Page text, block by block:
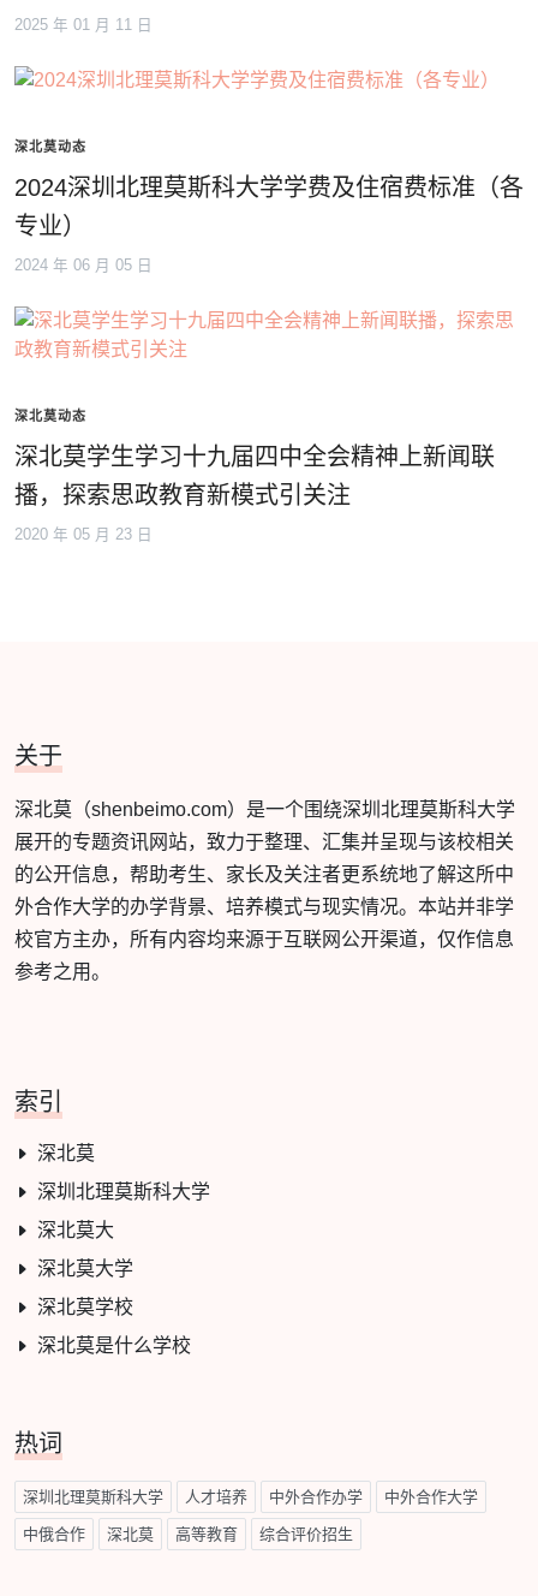
2025 年 01 月 11 日
深北莫动态
2024深圳北理莫斯科大学学费及住宿费标准（各
专业）
2024 年 06 月 05 日
深北莫动态
深北莫学生学习十九届四中全会精神上新闻联
播，探索思政教育新模式引关注
2020 年 05 月 23 日
关于
深北莫（shenbeimo.com）是一个围绕深圳北理莫斯科大学
展开的专题资讯网站，致力于整理、汇集并呈现与该校相关
的公开信息，帮助考生、家长及关注者更系统地了解这所中
外合作大学的办学背景、培养模式与现实情况。本站并非学
校官方主办，所有内容均来源于互联网公开渠道，仅作信息
参考之用。
索引
深北莫
深圳北理莫斯科大学
深北莫大
深北莫大学
深北莫学校
深北莫是什么学校
热词
深圳北理莫斯科大学 人才培养 中外合作办学 中外合作大学
中俄合作 深北莫 高等教育 综合评价招生